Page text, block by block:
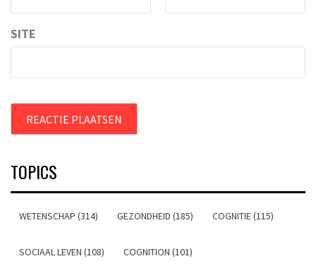
SITE
TOPICS
WETENSCHAP (314) GEZONDHEID (185) COGNITIE (115)
SOCIAAL LEVEN (108) COGNITION (101)